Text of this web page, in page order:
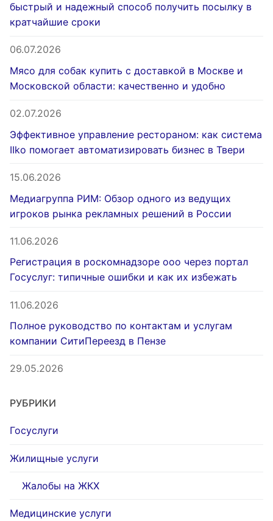
быстрый и надежный способ получить посылку в
кратчайшие сроки
06.07.2026
Мясо для собак купить с доставкой в Москве и
Московской области: качественно и удобно
02.07.2026
Эффективное управление рестораном: как система
IIko помогает автоматизировать бизнес в Твери
15.06.2026
Медиагруппа РИМ: Обзор одного из ведущих
игроков рынка рекламных решений в России
11.06.2026
Регистрация в роскомнадзоре ооо через портал
Госуслуг: типичные ошибки и как их избежать
11.06.2026
Полное руководство по контактам и услугам
компании СитиПереезд в Пензе
29.05.2026
РУБРИКИ
Госуслуги
Жилищные услуги
Жалобы на ЖКХ
Медицинские услуги